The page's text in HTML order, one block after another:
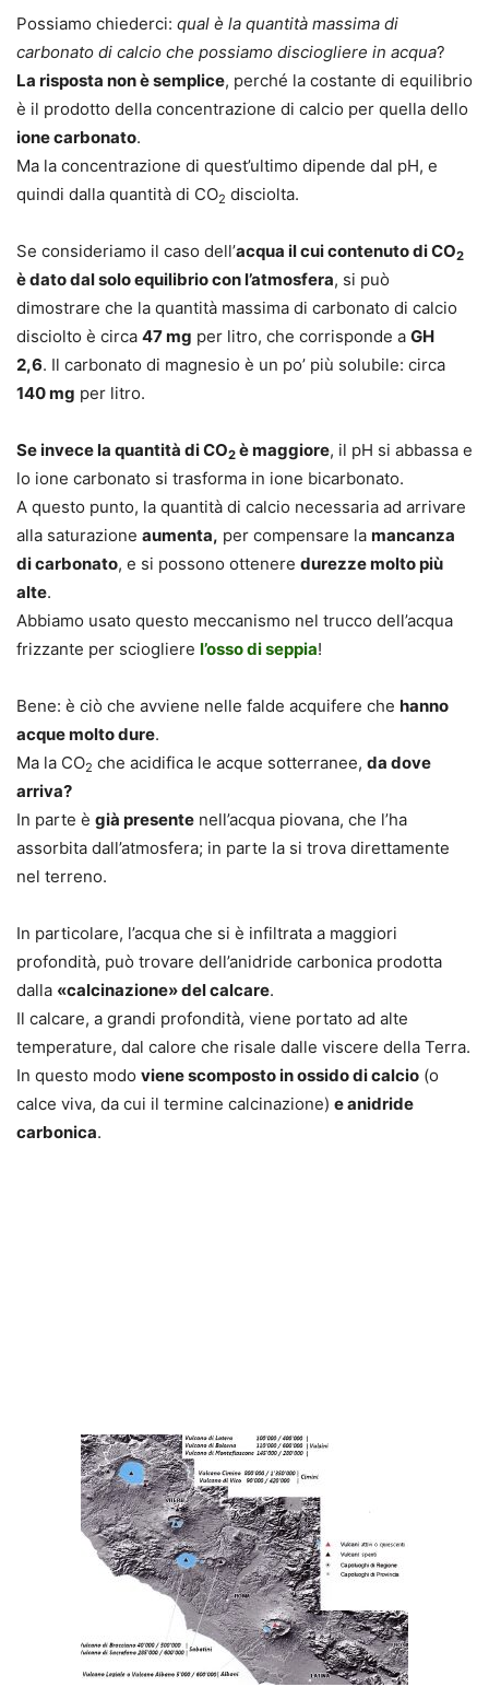
Possiamo chiederci: qual è la quantità massima di
carbonato di calcio che possiamo disciogliere in acqua?
La risposta non è semplice, perché la costante di equilibrio
è il prodotto della concentrazione di calcio per quella dello
ione carbonato.
Ma la concentrazione di quest’ultimo dipende dal pH, e
quindi dalla quantità di CO2 disciolta.
Se consideriamo il caso dell’acqua il cui contenuto di CO2
è dato dal solo equilibrio con l’atmosfera, si può
dimostrare che la quantità massima di carbonato di calcio
disciolto è circa 47 mg per litro, che corrisponde a GH
2,6. Il carbonato di magnesio è un po’ più solubile: circa
140 mg per litro.
Se invece la quantità di CO2 è maggiore, il pH si abbassa e
lo ione carbonato si trasforma in ione bicarbonato.
A questo punto, la quantità di calcio necessaria ad arrivare
alla saturazione aumenta, per compensare la mancanza
di carbonato, e si possono ottenere durezze molto più
alte.
Abbiamo usato questo meccanismo nel trucco dell’acqua
frizzante per sciogliere l’osso di seppia!
Bene: è ciò che avviene nelle falde acquifere che hanno
acque molto dure.
Ma la CO2 che acidifica le acque sotterranee, da dove
arriva?
In parte è già presente nell’acqua piovana, che l’ha
assorbita dall’atmosfera; in parte la si trova direttamente
nel terreno.
In particolare, l’acqua che si è infiltrata a maggiori
profondità, può trovare dell’anidride carbonica prodotta
dalla «calcinazione» del calcare.
Il calcare, a grandi profondità, viene portato ad alte
temperature, dal calore che risale dalle viscere della Terra.
In questo modo viene scomposto in ossido di calcio (o
calce viva, da cui il termine calcinazione) e anidride
carbonica.